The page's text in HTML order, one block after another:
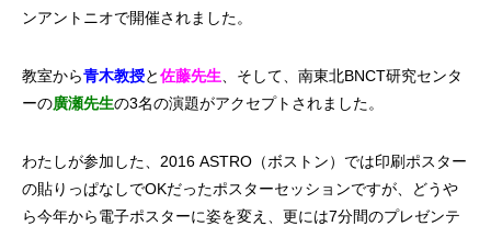
ンアントニオで開催されました。
教室から青木教授と佐藤先生 、そして、南東北BNCT研究センタ
ーの廣瀬先生の3名の演題がアクセプトされました。
わたしが参加した、2016 ASTRO（ボストン）では印刷ポスター
の貼りっぱなしでOKだったポスターセッションですが、どうや
ら今年から電子ポスターに姿を変え、更には7分間のプレゼンテ